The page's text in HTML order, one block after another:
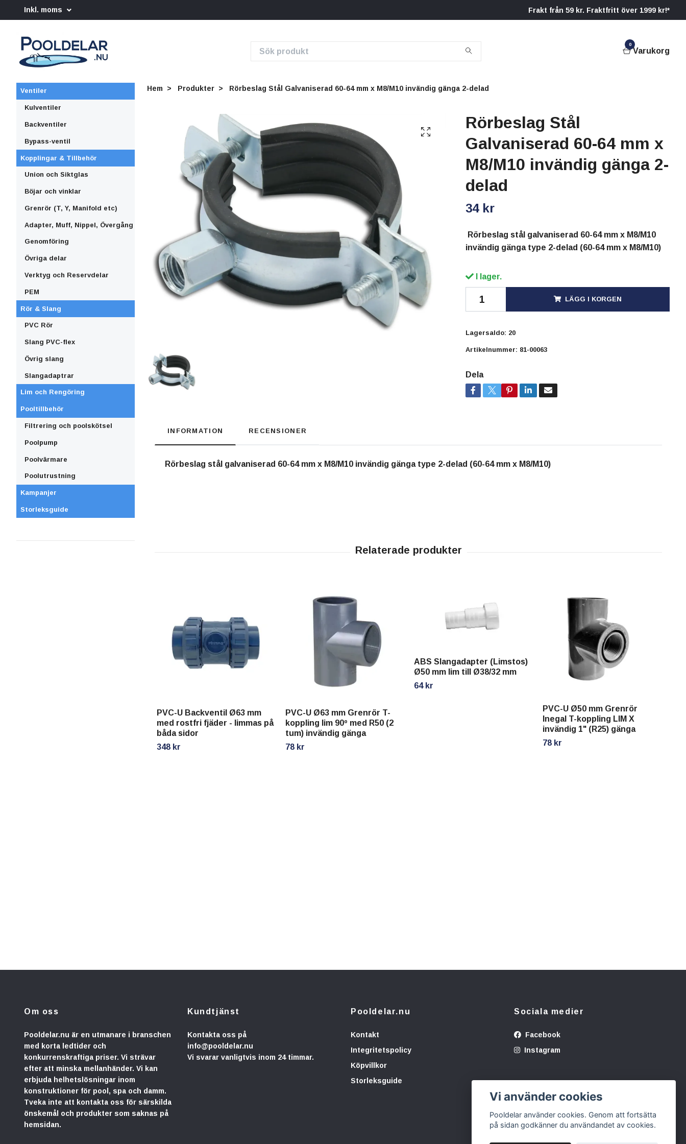
Inkl. moms Frakt från 59 kr. Fraktfritt över 1999 kr!*
0
Varukorg
Ventiler
Kulventiler
Backventiler
Bypass-ventil
Kopplingar & Tillbehör
Union och Siktglas
Böjar och vinklar
Grenrör (T, Y, Manifold etc)
Adapter, Muff, Nippel, Övergång
Genomföring
Övriga delar
Verktyg och Reservdelar
PEM
Rör & Slang
PVC Rör
Slang PVC-flex
Övrig slang
Slangadaptrar
Lim och Rengöring
Pooltillbehör
Filtrering och poolskötsel
Poolpump
Poolvärmare
Poolutrustning
Kampanjer
Storleksguide
Hem Produkter Rörbeslag Stål Galvaniserad 60-64 mm x M8/M10 invändig gänga 2-delad
Rörbeslag Stål
Galvaniserad 60-64 mm x
M8/M10 invändig gänga 2-
delad
34 kr
Rörbeslag stål galvaniserad 60-64 mm x M8/M10
invändig gänga type 2-delad (60-64 mm x M8/M10)
I lager.
LÄGG I KORGEN
Lagersaldo: 20
Artikelnummer: 81-00063
Dela
INFORMATION RECENSIONER
Rörbeslag stål galvaniserad 60-64 mm x M8/M10 invändig gänga type 2-delad (60-64 mm x M8/M10)
PVC-U Backventil Ø63 mm
med rostfri fjäder - limmas på
båda sidor
348 kr
PVC-U Ø63 mm Grenrör T-
koppling lim 90º med R50 (2
tum) invändig gänga
78 kr
ABS Slangadapter (Limstos)
Ø50 mm lim till Ø38/32 mm
64 kr
PVC-U Ø50 mm Grenrör
Inegal T-koppling LIM X
invändig 1" (R25) gänga
78 kr
Om oss
Pooldelar.nu är en utmanare i branschen
med korta ledtider och
konkurrenskraftiga priser. Vi strävar
efter att minska mellanhänder. Vi kan
erbjuda helhetslösningar inom
konstruktioner för pool, spa och damm.
Tveka inte att kontakta oss för särskilda
önskemål och produkter som saknas på
hemsidan.
Kundtjänst
Kontakta oss på
info@pooldelar.nu
Vi svarar vanligtvis inom 24 timmar.
Pooldelar.nu
Kontakt
Integritetspolicy
Köpvillkor
Storleksguide
Sociala medier
Facebook
Instagram
Vi använder cookies
Pooldelar använder cookies. Genom att fortsätta
på sidan godkänner du användandet av cookies.